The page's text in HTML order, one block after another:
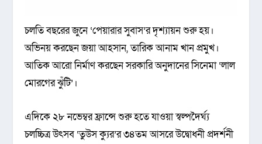
চলতি বছরের জুনে ‘পেয়ারার সুবাস’র দৃশ্যায়ন শুরু হয়।
অভিনয় করছেন জয়া আহসান, তারিক আনাম খান প্রমুখ।
আতিক আরো নির্মাণ করছেন সরকারি অনুদানের সিনেমা ‘লাল
মোরগের ঝুঁটি’।
এদিকে ২৮ নভেম্বর ফ্রান্সে শুরু হতে যাওয়া স্বল্পদৈর্ঘ্য
চলচ্চিত্র উৎসব ‘তুউস ক্যুর’র ৩৪তম আসরে উদ্বোধনী প্রদর্শনী